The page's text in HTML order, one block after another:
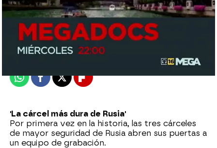
mega
Madrid
Publicado:27 de junio de 2015, 13:43
WhatsappFacebook
X Flipboard
'La cárcel más dura de Rusia'
Por primera vez en la historia, las tres cárceles
de mayor seguridad de Rusia abren sus puertas a
un equipo de grabación.